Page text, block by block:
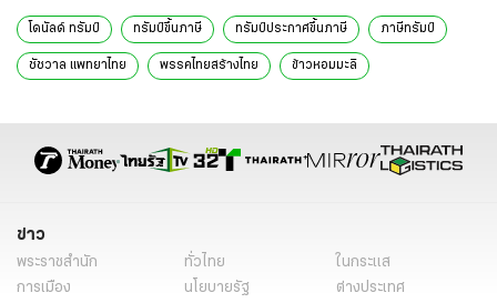
โดนัลด์ ทรัมป์ ทรัมป์ขึ้นภาษี ทรัมป์ประกาศขึ้นภาษี ภาษีทรัมป์
ชัชวาล แพทยาไทย พรรคไทยสร้างไทย ข้าวหอมมะลิ
สหรัฐอเมริกาขึ้นภาษี ข่าวการเมืองวันนี้ ข่าวการเมือง ไทยรัฐ
ข่าว
พระราชสำนัก ทั่วไทย
ในกระแส
การเมือง
นโยบายรัฐ
ต่างประเทศ